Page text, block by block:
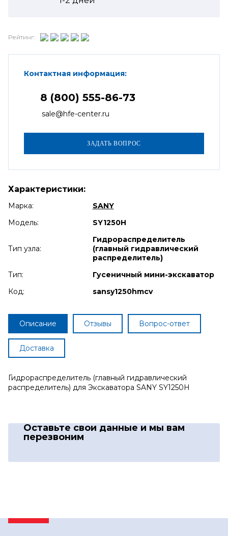
Рейтинг:
Контактная информация:
8 (800) 555-86-73
sale@hfe-center.ru
Характеристики:
Марка:
SANY
Модель:
SY1250H
Тип узла:
Гидрораспределитель
(главный гидравлический
распределитель)
Тип:
Гусеничный мини-экскаватор
Код:
sansy1250hmcv
Описание Отзывы Вопрос-ответ
Доставка
Гидрораспределитель (главный гидравлический
распределитель) для Экскаватора SANY SY1250H
Оставьте свои данные и мы вам
перезвоним